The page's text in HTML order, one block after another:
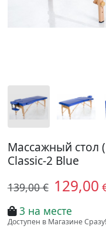
Массажный стол
Classic-2 Blue
139,00 € 129,00
3 на месте
Доступен в Магазине